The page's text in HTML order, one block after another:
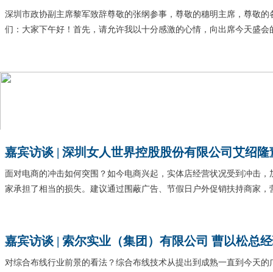
深圳市政协副主席黎军致辞尊敬的张纲参事，尊敬的穗明主席，尊敬
们：大家下午好！首先，请允许我以十分感激的心情，向出席今天盛
嘉宾访谈 | 深圳女人世界控股股份有限公司艾绍隆
面对电商的冲击如何突围？如今电商兴起，实体店经营状况受到冲击
家承担了相当的损失。建议通过围蔽广告、节假日户外促销扶持商家
嘉宾访谈 | 索尔实业（集团）有限公司 曹以松总
对综合布线行业前景的看法？综合布线技术从提出到成熟一直到今天